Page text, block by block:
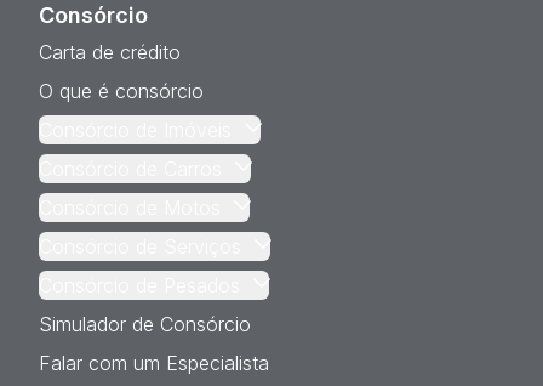
Consórcio
Carta de crédito
O que é consórcio
Consórcio de Imóveis
Consórcio de Carros
Consórcio de Motos
Consórcio de Serviços
Consórcio de Pesados
Simulador de Consórcio
Falar com um Especialista